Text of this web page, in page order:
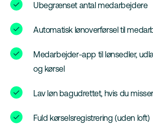
Ubegrænset antal medarbejdere
Automatisk lønoverførsel til
Medarbejder-app til lønsedler,
og kørsel
Lav løn bagudrettet, hvis du
Fuld kørselsregistrering (uden loft)